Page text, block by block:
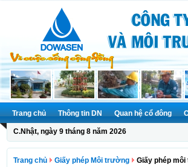
Trang chủ Thông tin DN Quan hệ cổ đông
C.Nhật, ngày 9 tháng 8 năm 2026
Trang chủ Giấy phép Môi trường Giấy phép